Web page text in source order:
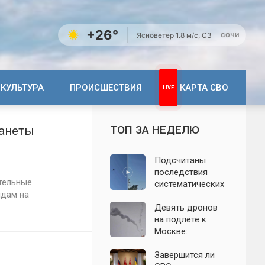
+26° Ясноветер 1.8 м/с, СЗ СОЧИ
КУЛЬТУРА ПРОИСШЕСТВИЯ КАРТА СВО
на
ТОП ЗА НЕДЕЛЮ
Подсчитаны
последствия
систематических
Ленинградскую
область: что
известно к 7
Девять дронов
на подлёте к
Москве:
ночной атаки
Завершится ли